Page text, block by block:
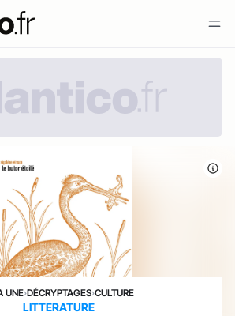
UNE›DÉCRYPTAGES›CULTURE
LITTERATURE